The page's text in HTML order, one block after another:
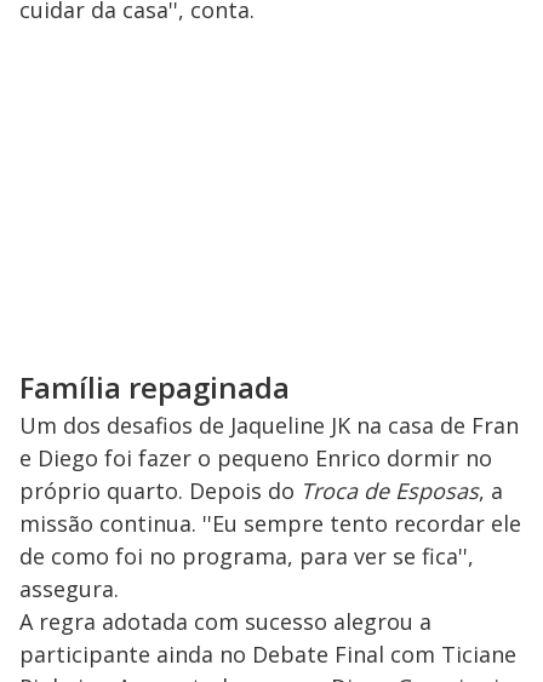
cuidar da casa'', conta.
Família repaginada
Um dos desafios de Jaqueline JK na casa de Fran
e Diego foi fazer o pequeno Enrico dormir no
próprio quarto. Depois do Troca de Esposas, a
missão continua. ''Eu sempre tento recordar ele
de como foi no programa, para ver se fica'',
assegura.
A regra adotada com sucesso alegrou a
participante ainda no Debate Final com Ticiane